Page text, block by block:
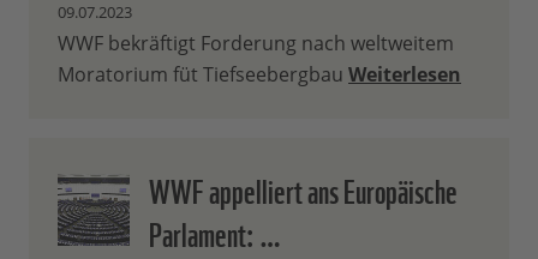
09.07.2023
WWF bekräftigt Forderung nach weltweitem
Moratorium füt Tiefseebergbau Weiterlesen
WWF appelliert ans Europäische
Parlament: …